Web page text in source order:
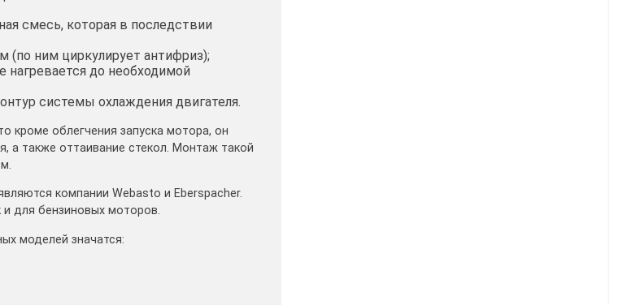
смесь, которая в последствии
(по ним циркулирует антифриз);
нагревается до необходимой
системы охлаждения двигателя.
кроме облегчения запуска мотора, он
а также оттаивание стекол. Монтаж такой
компании Webasto и Eberspacher.
и для бензиновых моторов.
моделей значатся: